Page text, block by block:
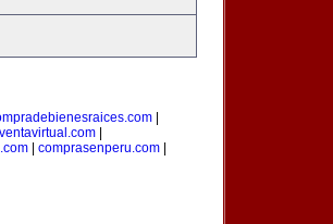
|
ventavirtual.com
| comprasenperu.com|